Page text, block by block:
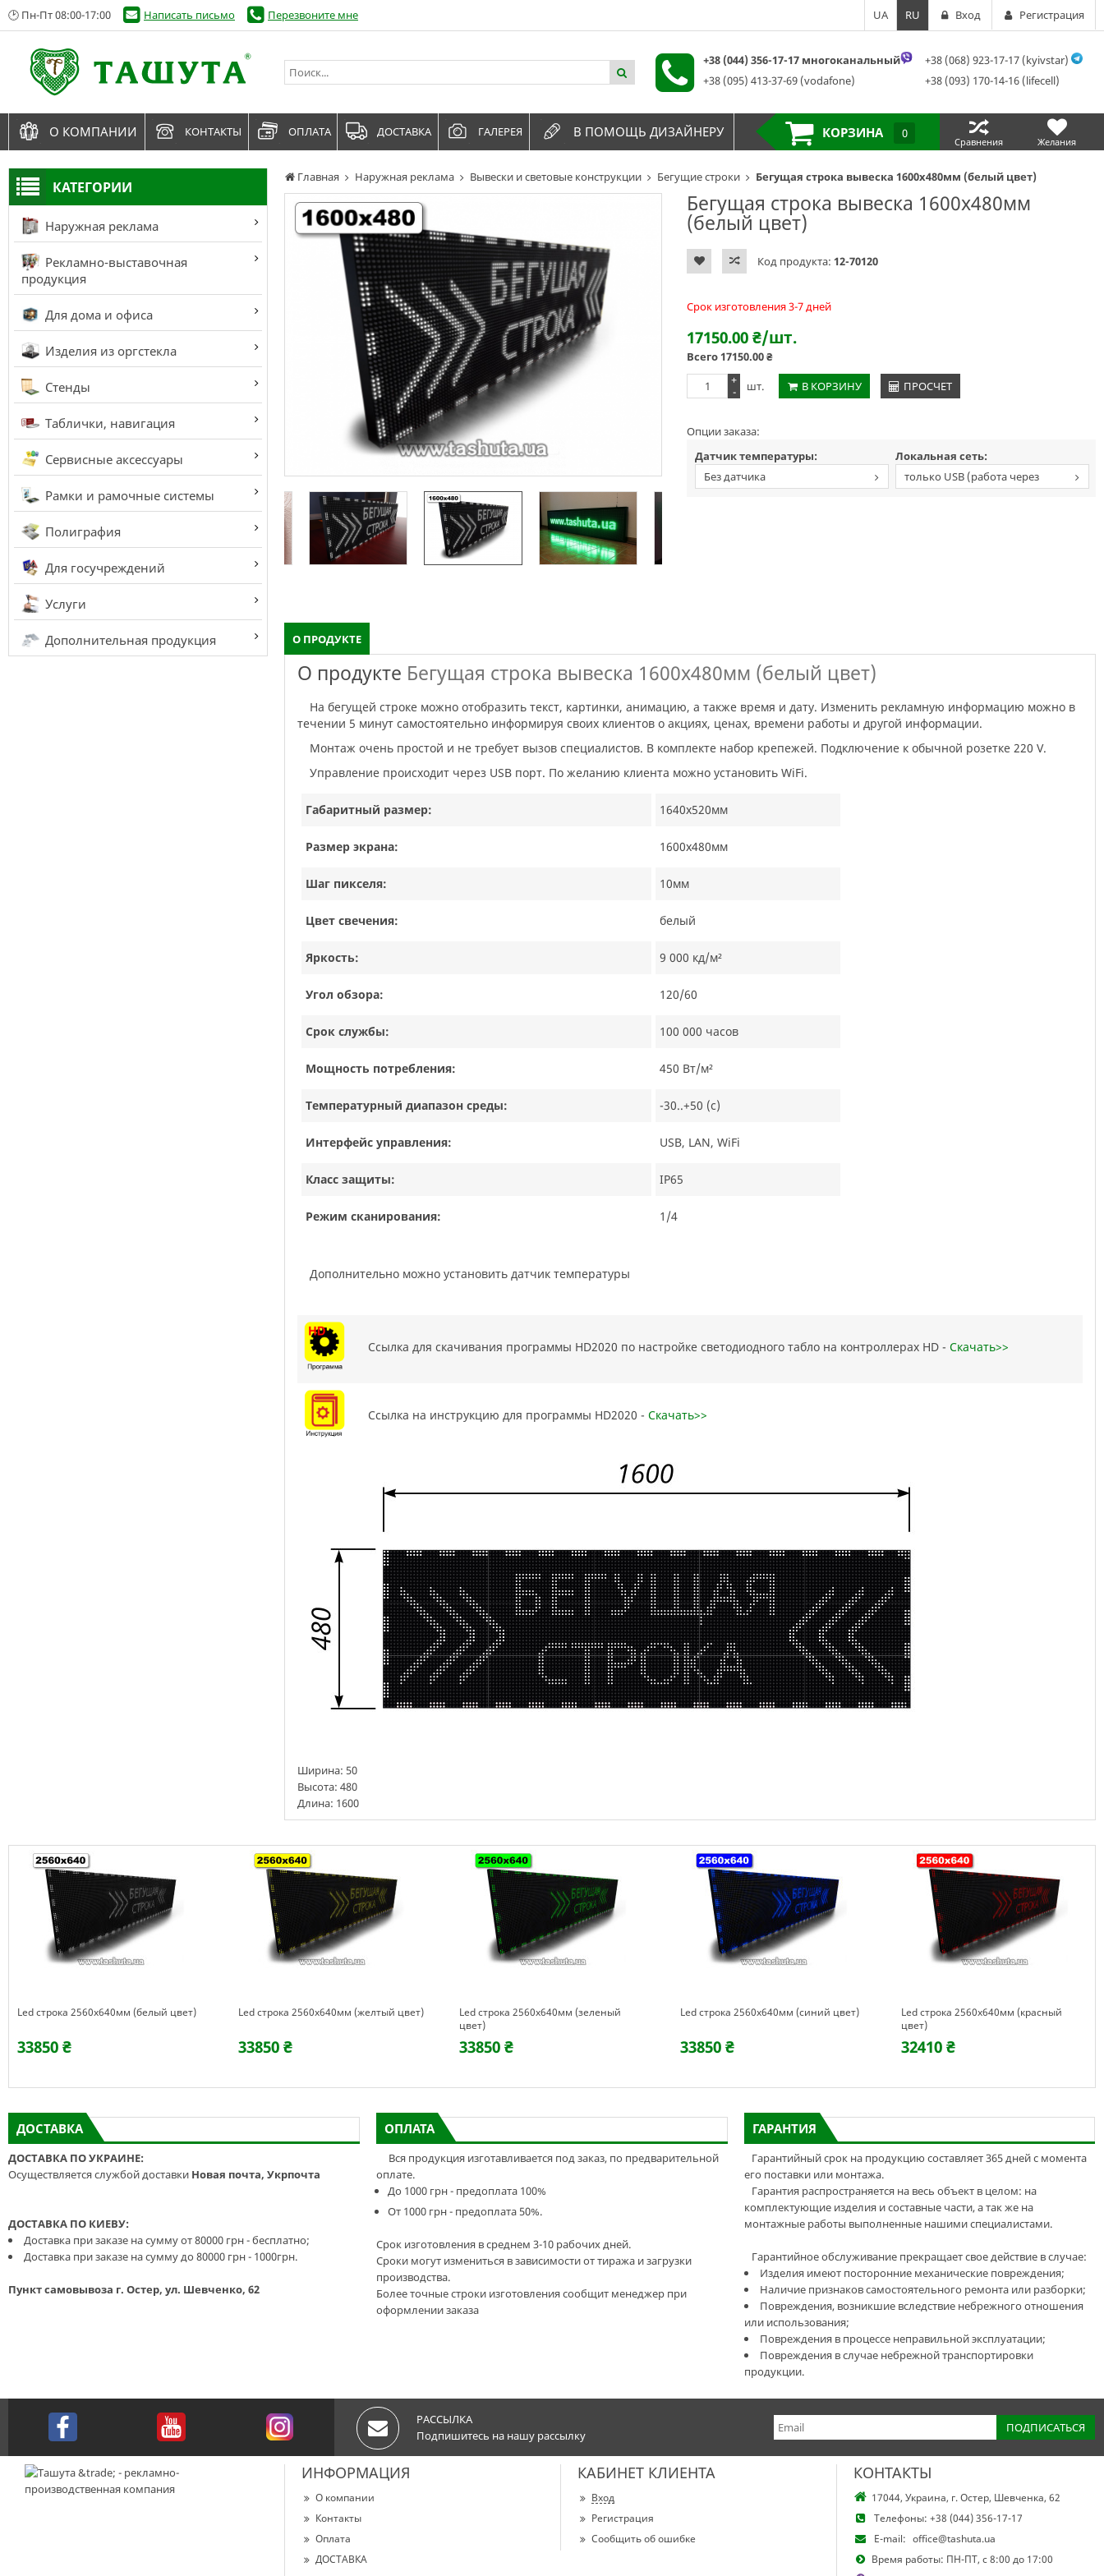
КАТЕГОРИИ
Наружная реклама
Рекламно-выставочная
продукция
Для дома и офиса
Изделия из оргстекла
Стенды
Таблички, навигация
Сервисные аксессуары
Рамки и рамочные системы
Полиграфия
Для госучреждений
Услуги
Дополнительная продукция
Главная Наружная реклама Вывески и световые конструкции Бегущие строки Бегущая строка вывеска 1600х480мм (белый цвет)
Бегущая строка вывеска 1600х480мм
(белый цвет)
Код продукта: 12-70120
Срок изготовления 3-7 дней
17150.00₴/шт.
Всего17150.00₴
+
-
шт. В КОРЗИНУ ПРОСЧЕТ
Опции заказа:
Датчик температуры:
Без датчика
Локальная сеть:
только USB (работа через
О ПРОДУКТЕ
О продукте Бегущая строка вывеска 1600х480мм (белый цвет)
На бегущей строке можно отобразить текст, картинки, анимацию, а также время и дату. Изменить рекламную информацию можно в
течении 5 минут самостоятельно информируя своих клиентов о акциях, ценах, времени работы и другой информации.
Монтаж очень простой и не требует вызов специалистов. В комплекте набор крепежей. Подключение к обычной розетке 220 V.
Управление происходит через USB порт. По желанию клиента можно установить WiFi.
Габаритный размер: 1640х520мм
Размер экрана: 1600х480мм
Шаг пикселя: 10мм
Цвет свечения: белый
Яркость: 9 000 кд/м²
Угол обзора: 120/60
Срок службы: 100 000 часов
Мощность потребления: 450 Вт/м²
Температурный диапазон среды: -30..+50 (с)
Интерфейс управления: USB, LAN, WiFi
Класс защиты: IP65
Режим сканирования: 1/4
Дополнительно можно установить датчик температуры
Ссылка для скачивания программы HD2020 по настройке светодиодного табло на контроллерах HD - Скачать>>
Ссылка на инструкцию для программы HD2020 - Скачать>>
Ширина: 50
Высота: 480
Длина: 1600
Led строка 2560х640мм (белый цвет)
33850 ₴
Led строка 2560х640мм (желтый цвет)
33850 ₴
Led строка 2560х640мм (зеленый
цвет)
33850 ₴
Led строка 2560х640мм (синий цвет)
33850 ₴
Led строка 2560х640мм (красный
цвет)
32410 ₴
ДОСТАВКА
ДОСТАВКА ПО УКРАИНЕ:
Осуществляется службой доставки Новая почта, Укрпочта
ДОСТАВКА ПО КИЕВУ:
Доставка при заказе на сумму от 80000 грн - бесплатно;
Доставка при заказе на сумму до 80000 грн - 1000грн.
Пункт самовывоза г. Остер, ул. Шевченко, 62
ОПЛАТА
Вся продукция изготавливается под заказ, по предварительной
оплате.
До 1000 грн - предоплата 100%
От 1000 грн - предоплата 50%.
Срок изготовления в среднем 3-10 рабочих дней.
Сроки могут измениться в зависимости от тиража и загрузки
производства.
Более точные строки изготовления сообщит менеджер при
оформлении заказа
ГАРАНТИЯ
Гарантийный срок на продукцию составляет 365 дней с момента
его поставки или монтажа.
Гарантия распространяется на весь объект в целом: на
комплектующие изделия и составные части, а так же на
монтажные работы выполненные нашими специалистами.
Гарантийное обслуживание прекращает свое действие в случае:
Изделия имеют посторонние механические повреждения;
Наличие признаков самостоятельного ремонта или разборки;
Повреждения, возникшие вследствие небрежного отношения
или использования;
Повреждения в процессе неправильной эксплуатации;
Повреждения в случае небрежной транспортировки
продукции.
🕑 Пн-Пт 08:00-17:00 Написать письмо Перезвоните мне UA RU Вход Регистрация
+38 (044) 356-17-17 многоканальный
+38 (095) 413-37-69 (vodafone)
+38 (068) 923-17-17 (kyivstar)
+38 (093) 170-14-16 (lifecell)
О КОМПАНИИ КОНТАКТЫ ОПЛАТА ДОСТАВКА ГАЛЕРЕЯ В ПОМОЩЬ ДИЗАЙНЕРУ КОРЗИНА 0
Сравнения Желания
РАССЫЛКА
Подпишитесь на нашу рассылку
ИНФОРМАЦИЯ
О компании
Контакты
Оплата
ДОСТАВКА
КАБИНЕТ КЛИЕНТА
Вход
Регистрация
Сообщить об ошибке
КОНТАКТЫ
17044, Украина, г. Остер, Шевченка, 62
Телефоны: +38 (044) 356-17-17
E-mail: office@tashuta.ua
Время работы: ПН-ПТ, с 8:00 до 17:00